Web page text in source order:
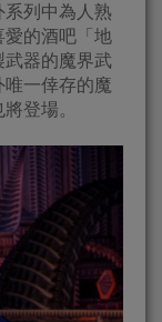
列中為人熟
愛的酒吧「地
器的魔界武
一倖存的魔
登場。